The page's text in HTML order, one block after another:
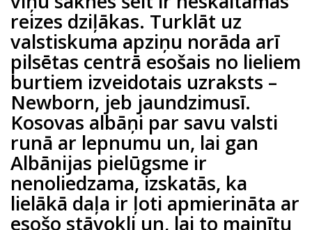
reizes dziļākas. Turklāt uz
valstiskuma apziņu norāda arī
pilsētas centrā esošais no lieliem
burtiem izveidotais uzraksts –
Newborn, jeb jaundzimusī.
Kosovas albāņi par savu valsti
runā ar lepnumu un, lai gan
Albānijas pielūgsme ir
nenoliedzama, izskatās, ka
lielākā daļa ir ļoti apmierināta ar
esošo stāvokli un, lai to mainītu